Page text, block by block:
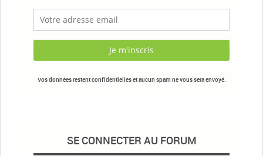
Vos données restent confidentielles et aucun spam ne vous sera envoyé.
SE CONNECTER AU FORUM